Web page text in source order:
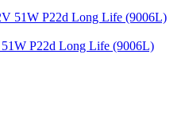
P22d Long Life (9006L)